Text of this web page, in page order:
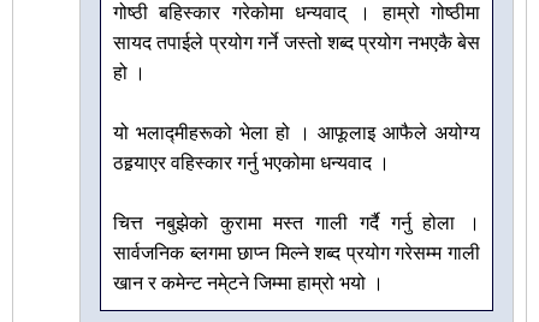
गोष्ठी बहिस्कार गरेकोमा धन्यवाद् । हाम्रो गोष्ठीमा
सायद तपाईले प्रयोग गर्ने जस्तो शब्द प्रयोग नभएकै बेस
हो ।
यो भलाद्मीहरूको भेला हो । आफूलाइ आफैले अयोग्य
ठहर्‍याएर वहिस्कार गर्नु भएकोमा धन्यवाद ।
चित्त नबुझेको कुरामा मस्त गाली गर्दै गर्नु होला ।
सार्वजनिक ब्लगमा छाप्न मिल्ने शब्द प्रयोग गरेसम्म गाली
खान र कमेन्ट नमे्टने जिम्मा हाम्रो भयो ।